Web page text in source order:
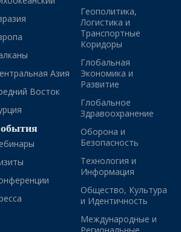
Азия
Восток
Геополитика,
Логистика и
Транспортные
Коридоры
Глобальная
Экономика и
Развитие
Глобальное
Здравоохранение
Оборона и
Безопасность
Технология и
Информация
Общество, Культура
и Идентичность
Международные и
Региональные